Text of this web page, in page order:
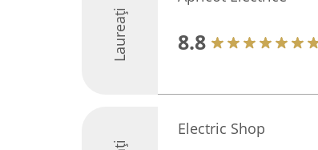
Laureați 8.8
Electric Shop